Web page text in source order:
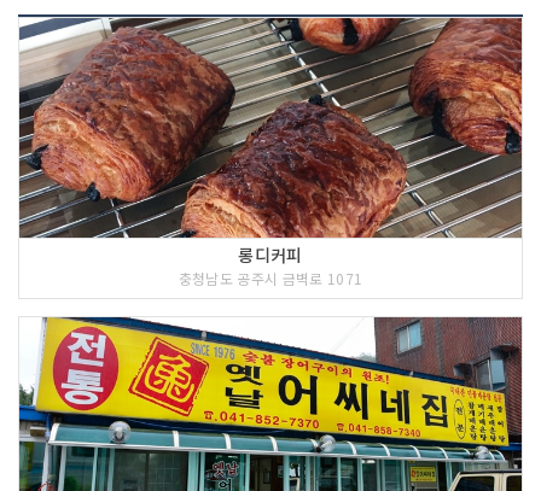
롱디커피
충청남도 공주시 금벽로 1071